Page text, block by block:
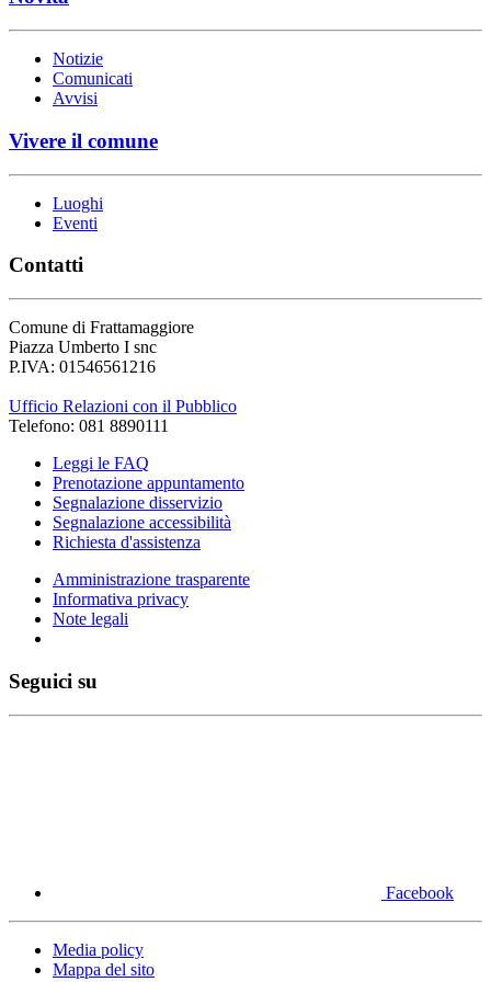
Notizie
Comunicati
Avvisi
Vivere il comune
Luoghi
Eventi
Contatti
Comune di Frattamaggiore
Piazza Umberto I snc
P.IVA: 01546561216
Ufficio Relazioni con il Pubblico
Telefono: 081 8890111
Leggi le FAQ
Prenotazione appuntamento
Segnalazione disservizio
Segnalazione accessibilità
Richiesta d'assistenza
Amministrazione trasparente
Informativa privacy
Note legali
Seguici su
Facebook
Media policy
Mappa del sito